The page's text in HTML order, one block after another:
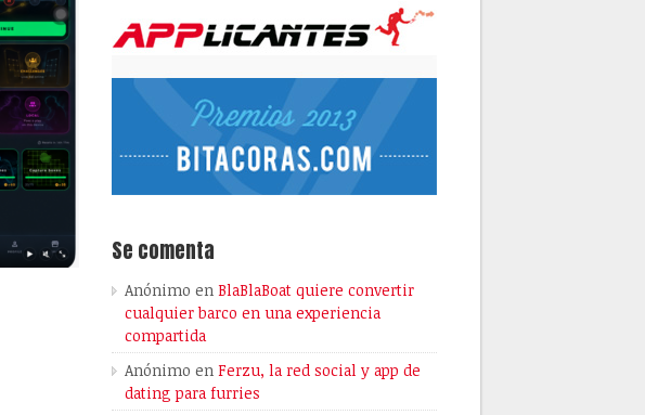
Se comenta
Anónimo en BlaBlaBoat quiere convertir
cualquier barco en una experiencia
compartida
Anónimo en Ferzu, la red social y app de
dating para furries